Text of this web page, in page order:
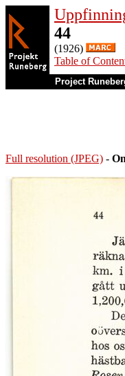
44
(1926)
Table of
Project
Full resolution (JPEG) -